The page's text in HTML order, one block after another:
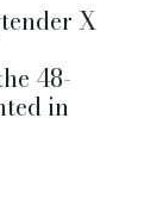
X
48-
in